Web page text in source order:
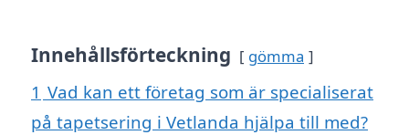
Innehållsförteckning gömma
1 Vad kan ett företag som är specialiserat
på tapetsering i Vetlanda hjälpa till med?